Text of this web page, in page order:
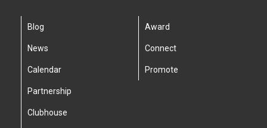
Blog
News
Calendar
Partnership
Clubhouse
Award
Connect
Promote